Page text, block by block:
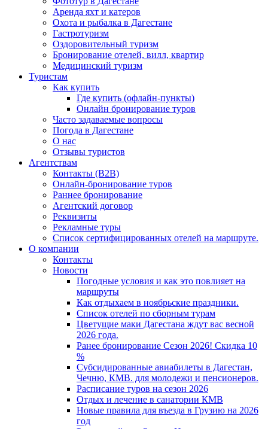
Аренда яхт и катеров
Охота и рыбалка в Дагестане
Гастротуризм
Оздоровительный туризм
Бронирование отелей, вилл, квартир
Медицинский туризм
Туристам
Как купить
Где купить (офлайн-пункты)
Онлайн бронирование туров
Часто задаваемые вопросы
Погода в Дагестане
О нас
Отзывы туристов
Агентствам
Контакты (B2B)
Онлайн-бронирование туров
Раннее бронирование
Агентский договор
Реквизиты
Рекламные туры
Список сертифицированных отелей на маршруте.
О компании
Контакты
Новости
Погодные условия и как это повлияет на
маршруты
Как отдыхаем в ноябрьские праздники.
Список отелей по сборным турам
Цветущие маки Дагестана ждут вас весной
2026 года.
Ранее бронирование Сезон 2026! Скидка 10
%
Субсидированные авиабилеты в Дагестан,
Чечню, КМВ. для молодежи и пенсионеров.
Расписание туров на сезон 2026
Отдых и лечение в санатории КМВ
Новые правила для въезда в Грузию на 2026
год